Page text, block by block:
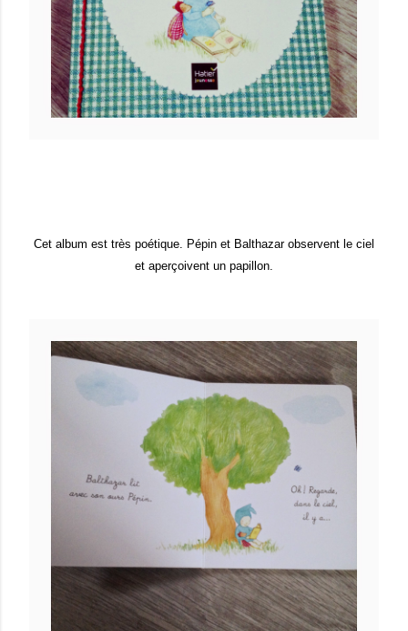
Cet album est très poétique. Pépin et Balthazar observent le ciel
et aperçoivent un papillon.